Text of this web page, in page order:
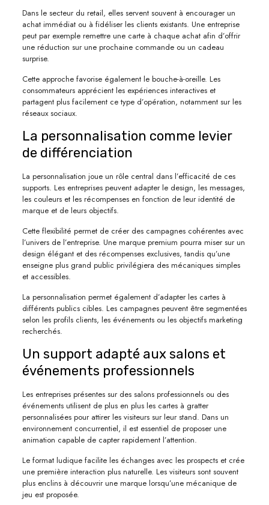
Dans le secteur du retail, elles servent souvent à encourager un
achat immédiat ou à fidéliser les clients existants. Une entreprise
peut par exemple remettre une carte à chaque achat afin d’offrir
une réduction sur une prochaine commande ou un cadeau
surprise.
Cette approche favorise également le bouche-à-oreille. Les
consommateurs apprécient les expériences interactives et
partagent plus facilement ce type d’opération, notamment sur les
réseaux sociaux.
La personnalisation comme levier
de différenciation
La personnalisation joue un rôle central dans l’efficacité de ces
supports. Les entreprises peuvent adapter le design, les messages,
les couleurs et les récompenses en fonction de leur identité de
marque et de leurs objectifs.
Cette flexibilité permet de créer des campagnes cohérentes avec
l’univers de l’entreprise. Une marque premium pourra miser sur un
design élégant et des récompenses exclusives, tandis qu’une
enseigne plus grand public privilégiera des mécaniques simples
et accessibles.
La personnalisation permet également d’adapter les cartes à
différents publics cibles. Les campagnes peuvent être segmentées
selon les profils clients, les événements ou les objectifs marketing
recherchés.
Un support adapté aux salons et
événements professionnels
Les entreprises présentes sur des salons professionnels ou des
événements utilisent de plus en plus les cartes à gratter
personnalisées pour attirer les visiteurs sur leur stand. Dans un
environnement concurrentiel, il est essentiel de proposer une
animation capable de capter rapidement l’attention.
Le format ludique facilite les échanges avec les prospects et crée
une première interaction plus naturelle. Les visiteurs sont souvent
plus enclins à découvrir une marque lorsqu’une mécanique de
jeu est proposée.